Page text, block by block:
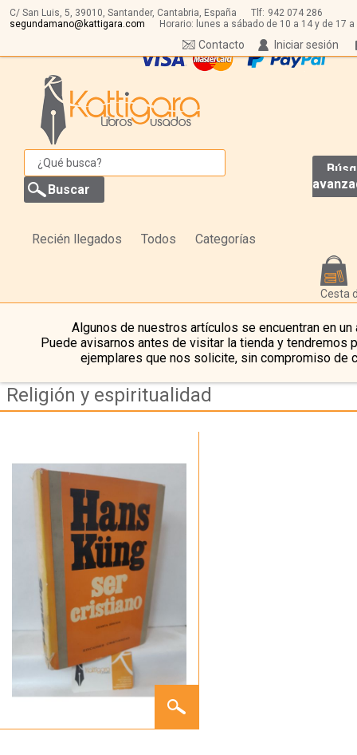
C/ San Luis, 5, 39010, Santander, Cantabria, España Tlf: 942 074 286
segundamano@kattigara.com
Horario: lunes a sábado de 10 a 14 y de 17 a
Iniciar sesión
Contacto
Recién llegados Todos Categorías
Cesta
Algunos de nuestros artículos se encuentran en un
Puede avisarnos antes de visitar la tienda y tendremos
ejemplares que nos solicite, sin compromiso de
Religión y espiritualidad
CRISTIANO